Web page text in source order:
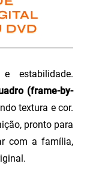
DVD
estabilidade.
(frame-by-
textura e cor.
pronto para
com a família,